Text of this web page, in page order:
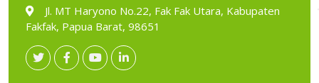
Jl. MT Haryono No.22, Fak Fak Utara, Kabupaten
Fakfak, Papua Barat, 98651